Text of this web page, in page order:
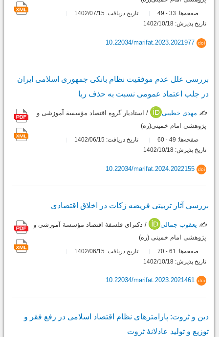
صفحه‌ها: 33
-
تاریخ دریافت: 1402/07/15
تاریخ پذیرش: 1402/10/18
doi
10.22034/marifat.2023.2021977
بررسی علل عدم موفقیت نظام بانکی جمهوری اسلامی ایران
در جلب اعتماد عمومی نسبت به حذف ربا
✍️ مهدی خطیبی
/ استادیار گروه اقتصاد مؤسسة آموزشی و
پژوهشی امام خمینی(ره)
صفحه‌ها: 49
-
تاریخ دریافت: 1402/06/15
تاریخ پذیرش: 1402/10/18
doi
10.22034/marifat.2024.2022155
بررسی آثار تربیتی فریضه زکات در اخلاق اقتصادی
✍️ یعقوب جمالی
/ دکترای فلسفۀ اقتصاد مؤسسة آموزشی و
پژوهشی امام خمینی (ره)
صفحه‌ها: 61
-
تاریخ دریافت: 1402/06/15
تاریخ پذیرش: 1402/10/18
doi
10.22034/marifat.2023.2021461
دین و ثروت: پارامترهای نظام اقتصاد اسلامی در رفع فقر و
توزیع و تولید عادلانۀ ثروت